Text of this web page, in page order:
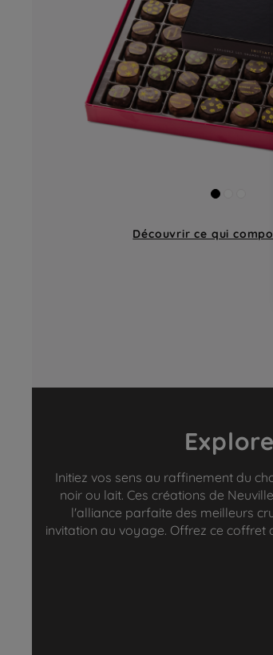
Découvrir ce qui
Initiez vos sens au raffinement du
noir ou lait. Ces créations de
l'alliance parfaite des meilleurs
invitation au voyage. Offrez ce coffret